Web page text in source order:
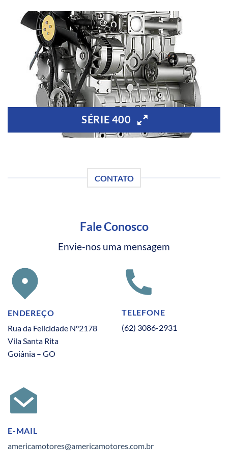
SÉRIE 400
CONTATO
Fale Conosco
Envie-nos uma mensagem
ENDEREÇO
Rua da Felicidade N°2178
Vila Santa Rita
Goiânia – GO
TELEFONE
(62) 3086-2931
E-MAIL
americamotores@americamotores.com.br